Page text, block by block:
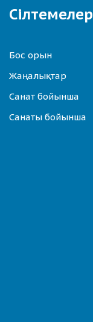
Сілтемелер
Бос орын
Жаңалықтар
Санат бойынша
Санаты бойынша